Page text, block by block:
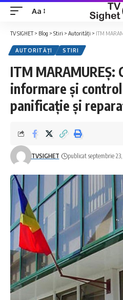
Font
Resizer
Aa
TV SIGHET> Blog > Stiri > Autorități > ITM MARAMUREȘ:
AUTORITĂȚI STIRI
ITM MARAMUREȘ:
informare și
panificație și
TVSIGHET publicat septembrie 23,